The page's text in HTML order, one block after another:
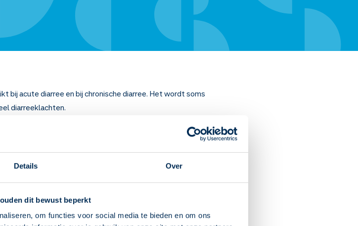
Details Over
dit bewust beperkt
om functies voor social media te bieden en om ons
bij acute diarree en bij chronische diarree. Het wordt soms
diarreeklachten.
Soms bij prikkelbaredarmsyndroom met veel
Gebruik het alleen als het echt nodig is. De diarree stopt
ingenomen. Gebruik dit medicijn niet langer dan 2 dagen. Ga